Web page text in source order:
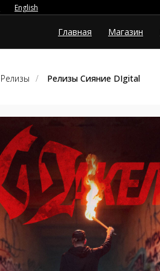
Главная Магазин
English
Релизы / Релизы Сияние DIgital